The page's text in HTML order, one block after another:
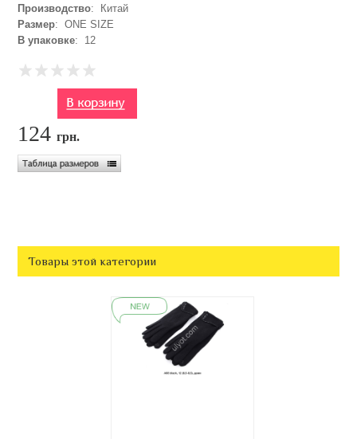
Производство: Китай
Размер: ONE SIZE
В упаковке: 12
124грн.
Товары этой категории